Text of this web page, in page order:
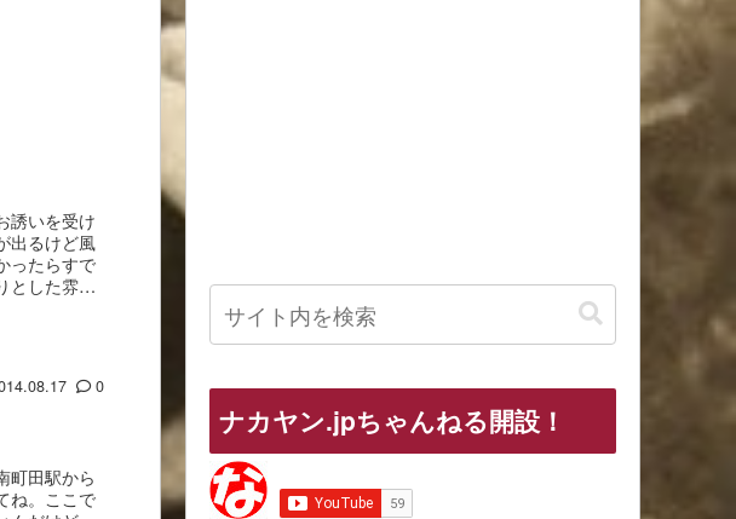
誘いを受け
出るけど風
ったらすで
とした雰囲
0
町田駅から
ね。ここで
ナカヤン.jpちゃんねる開設！